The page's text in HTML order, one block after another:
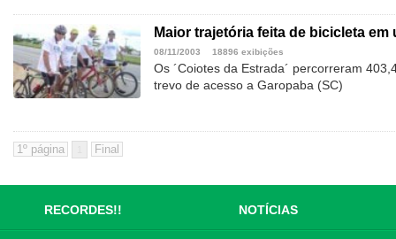
Maior trajetória feita de bicicleta em
08/11/2003 18896 exibições
Os ´Coiotes da Estrada´ percorreram
trevo de acesso a Garopaba (SC)
RECORDES!! NOTÍCIAS